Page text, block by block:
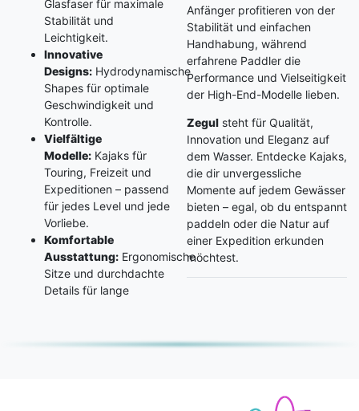
Glasfaser für maximale
Stabilität und
Leichtigkeit.
Innovative
Designs: Hydrodynamische
Shapes für optimale
Geschwindigkeit und
Kontrolle.
Vielfältige
Modelle: Kajaks für
Touring, Freizeit und
Expeditionen – passend
für jedes Level und jede
Vorliebe.
Komfortable
Ausstattung: Ergonomische
Sitze und durchdachte
Details für lange
Anfänger profitieren von der
Stabilität und einfachen
Handhabung, während
erfahrene Paddler die
Performance und Vielseitigkeit
der High-End-Modelle lieben.
Zegulsteht für Qualität,
Innovation und Eleganz auf
dem Wasser. Entdecke Kajaks,
die dir unvergessliche
Momente auf jedem Gewässer
bieten – egal, ob du entspannt
paddeln oder die Natur auf
einer Expedition erkunden
möchtest.